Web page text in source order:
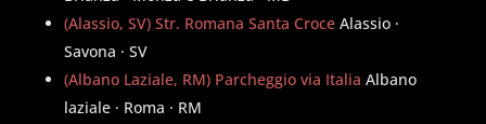
(Alassio, SV) Str. Romana Santa Croce Alassio ·
Savona · SV
(Albano Laziale, RM) Parcheggio via Italia Albano
laziale · Roma · RM